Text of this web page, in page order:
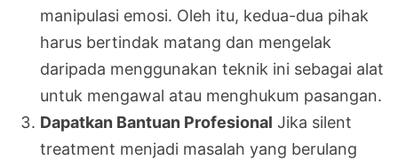
manipulasi emosi. Oleh itu, kedua-dua pihak
harus bertindak matang dan mengelak
daripada menggunakan teknik ini sebagai alat
untuk mengawal atau menghukum pasangan.
Dapatkan Bantuan Profesional Jika silent
treatment menjadi masalah yang berulang